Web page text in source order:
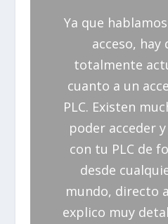
Ya que
acceso, hay
totalmente
cuanto a un
PLC. Existen
poder acceder
con tu PLC de
desde
mundo, directo
explico muy